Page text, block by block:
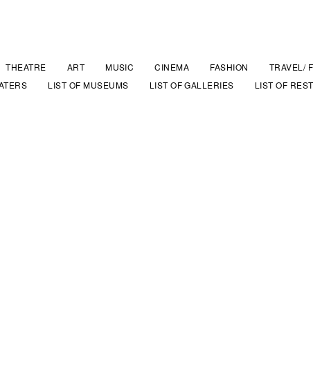
THEATRE ART MUSIC CINEMA FASHION TRAVEL/
LIST OF MUSEUMS LIST OF GALLERIES LIST OF